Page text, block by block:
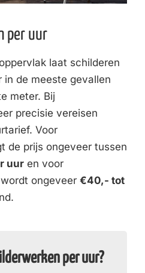
per uur
laat schilderen
in de meeste gevallen
meter. Bij
precisie vereisen
Voor
de prijs ongeveer tussen
uur en voor
ongeveer €40,- tot
per uur?